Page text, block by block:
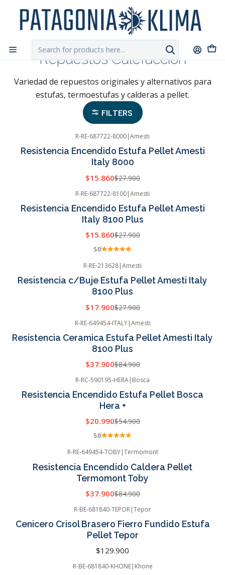
Chilexpress
Home Repuestos Calefacción
Repuestos Calefacción
Variedad de repuestos originales y alternativos para
estufas, termoestufas y calderas a pellet.
FILTERS
-43% OFF
R-RE-687722-8000|Amesti
Resistencia Encendido Estufa Pellet Amesti
Italy 8000
$15.860$27.900
-43% OFF
R-RE-687722-8100|Amesti
Resistencia Encendido Estufa Pellet Amesti
Italy 8100 Plus
$15.860$27.900
5.0
-36%OFF
R-RE-213628|Amesti
Resistencia c/Buje Estufa Pellet Amesti Italy
8100 Plus
$17.900$27.900
-55% OFF
R-RE-649454-ITALY|Amesti
Resistencia Ceramica Estufa Pellet Amesti Italy
8100 Plus
$37.900$84.900
-62% OFF
R-RC-590195-HERA| Bosca
Resistencia Encendido Estufa Pellet Bosca
Hera +
$20.990$54.900
5.0
-55% OFF
R-RE-649454-TOBY|Termomont
Resistencia Encendido Caldera Pellet
Termomont Toby
$37.900$84.900
R-BE-681840-TEPOR|Tepor
Cenicero Crisol Brasero Fierro Fundido Estufa
Pellet Tepor
$129.900
R-BE-681840-KHONE| Khone